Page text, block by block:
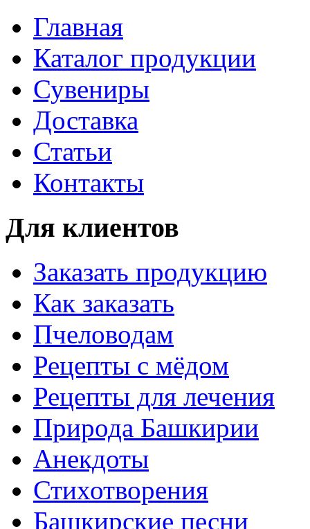
Главная
Каталог продукции
Сувениры
Доставка
Статьи
Контакты
Для клиентов
Заказать продукцию
Как заказать
Пчеловодам
Рецепты с мёдом
Рецепты для лечения
Природа Башкирии
Анекдоты
Стихотворения
Башкирские песни